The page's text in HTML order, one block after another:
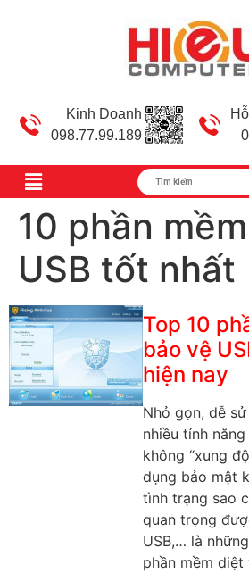
Kinh Doanh
098.77.99.189
10 phần
USB tốt nhất
Top 10
bảo vệ
hiện nay
Nhỏ gọn, dễ
nhiều tính
không “xung
dụng bảo mật
tình trạng sao
quan trọng
USB,… là
phần mềm